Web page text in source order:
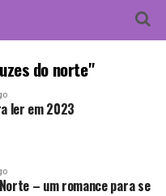
do norte"
ler em 2023
– um romance para se